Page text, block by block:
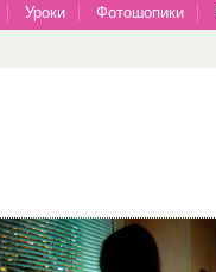
Уроки Фотошопики